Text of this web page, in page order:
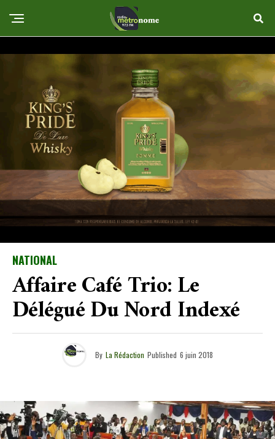
NATIONAL
Affaire Café Trio: Le
Délégué Du Nord Indexé
By La Rédaction Published 6 juin 2018